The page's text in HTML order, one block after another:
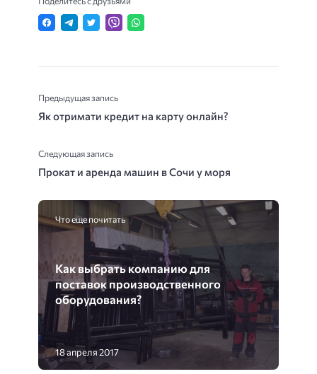
Предыдущая запись
Як отримати кредит на карту онлайн?
Следующая запись
Прокат и аренда машин в Сочи у моря
Что еще почитать
Как выбрать компанию для
поставок производственного
оборудования?
18 апреля 2017